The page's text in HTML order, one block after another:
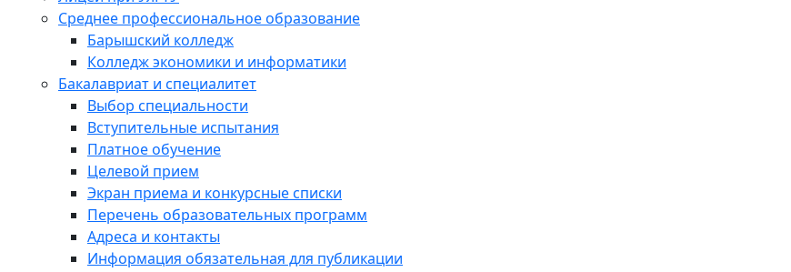
Среднее профессиональное образование
Барышский колледж
Колледж экономики и информатики
Бакалавриат и специалитет
Выбор специальности
Вступительные испытания
Платное обучение
Целевой прием
Экран приема и конкурсные списки
Перечень образовательных программ
Адреса и контакты
Информация обязательная для публикации